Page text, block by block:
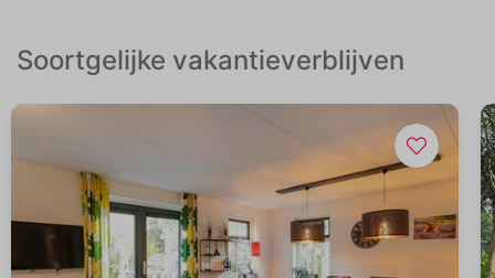
Soortgelijke vakantieverblijven